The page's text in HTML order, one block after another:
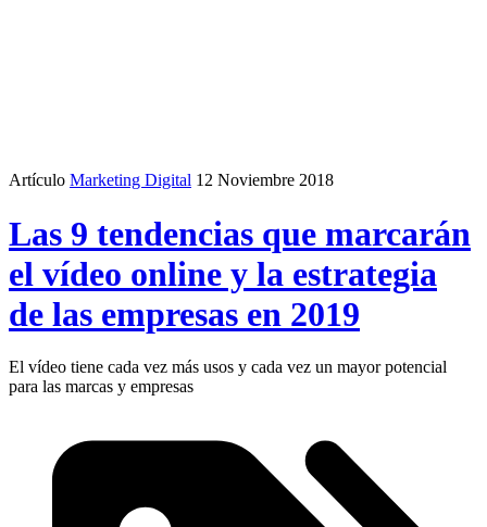
Artículo Marketing Digital 12 Noviembre 2018
Las 9 tendencias que marcarán
el vídeo online y la estrategia
de las empresas en 2019
El vídeo tiene cada vez más usos y cada vez un mayor potencial
para las marcas y empresas